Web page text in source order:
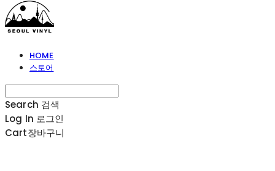
HOME
스토어
Search 검색
Log In 로그인
Cart장바구니